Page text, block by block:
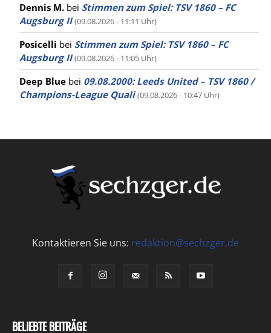
Dennis M. bei Stimmen zum Spiel: TSV 1860 – FC
Augsburg II (09.08.2026 - 11:11 Uhr)
Posicelli bei Stimmen zum Spiel: TSV 1860 – FC
Augsburg II (09.08.2026 - 11:05 Uhr)
Deep Blue bei 09.08.2000: Leeds United – TSV 1860 /
Champions-League Quali (09.08.2026 - 10:47 Uhr)
Kontaktieren Sie uns: redaktion@sechzger.de
BELIEBTE BEITRÄGE